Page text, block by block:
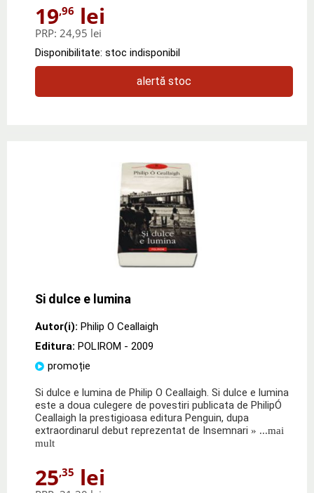
19,96 lei
PRP: 24,95 lei
Disponibilitate: stoc indisponibil
alertă stoc
Si dulce e lumina
Autor(i): Philip O Ceallaigh
Editura: POLIROM - 2009
promoție
Si dulce e lumina de Philip O Ceallaigh. Si dulce e lumina
este a doua culegere de povestiri publicata de PhilipÓ
Ceallaigh la prestigioasa editura Penguin, dupa
extraordinarul debut reprezentat de Insemnari » ...mai
mult
25,35 lei